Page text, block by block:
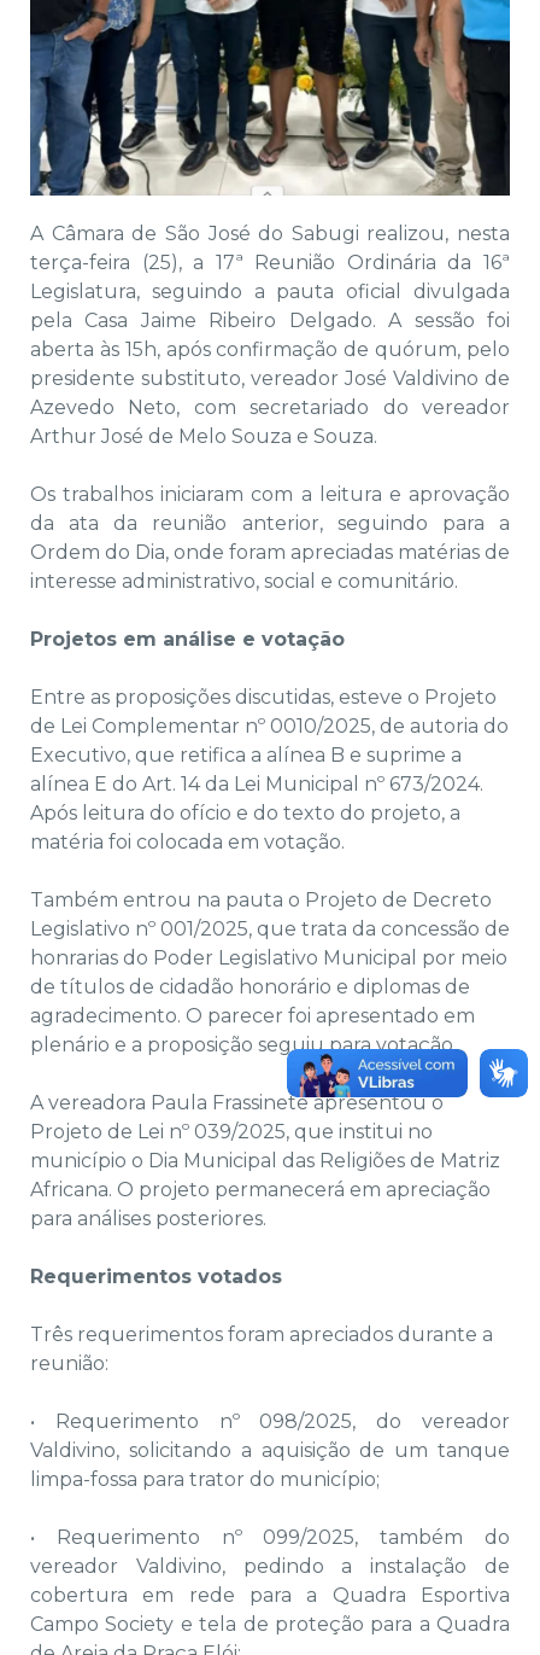
A Câmara de São José do Sabugi realizou, nesta
terça-feira (25), a 17ª Reunião Ordinária da 16ª
Legislatura, seguindo a pauta oficial divulgada
pela Casa Jaime Ribeiro Delgado. A sessão foi
aberta às 15h, após confirmação de quórum, pelo
presidente substituto, vereador José Valdivino de
Azevedo Neto, com secretariado do vereador
Arthur José de Melo Souza e Souza.
Os trabalhos iniciaram com a leitura e aprovação
da ata da reunião anterior, seguindo para a
Ordem do Dia, onde foram apreciadas matérias de
interesse administrativo, social e comunitário.
Projetos em análise e votação
Entre as proposições discutidas, esteve o Projeto
de Lei Complementar nº 0010/2025, de autoria do
Executivo, que retifica a alínea B e suprime a
alínea E do Art. 14 da Lei Municipal nº 673/2024.
Após leitura do ofício e do texto do projeto, a
matéria foi colocada em votação.
Também entrou na pauta o Projeto de Decreto
Legislativo nº 001/2025, que trata da concessão de
honrarias do Poder Legislativo Municipal por meio
de títulos de cidadão honorário e diplomas de
agradecimento. O parecer foi apresentado em
plenário e a proposição seguiu para votação.
A vereadora Paula Frassinete apresentou o
Projeto de Lei nº 039/2025, que institui no
município o Dia Municipal das Religiões de Matriz
Africana. O projeto permanecerá em apreciação
para análises posteriores.
Requerimentos votados
Três requerimentos foram apreciados durante a
reunião:
• Requerimento nº 098/2025, do vereador
Valdivino, solicitando a aquisição de um tanque
limpa-fossa para trator do município;
• Requerimento nº 099/2025, também do
vereador Valdivino, pedindo a instalação de
cobertura em rede para a Quadra Esportiva
Campo Society e tela de proteção para a Quadra